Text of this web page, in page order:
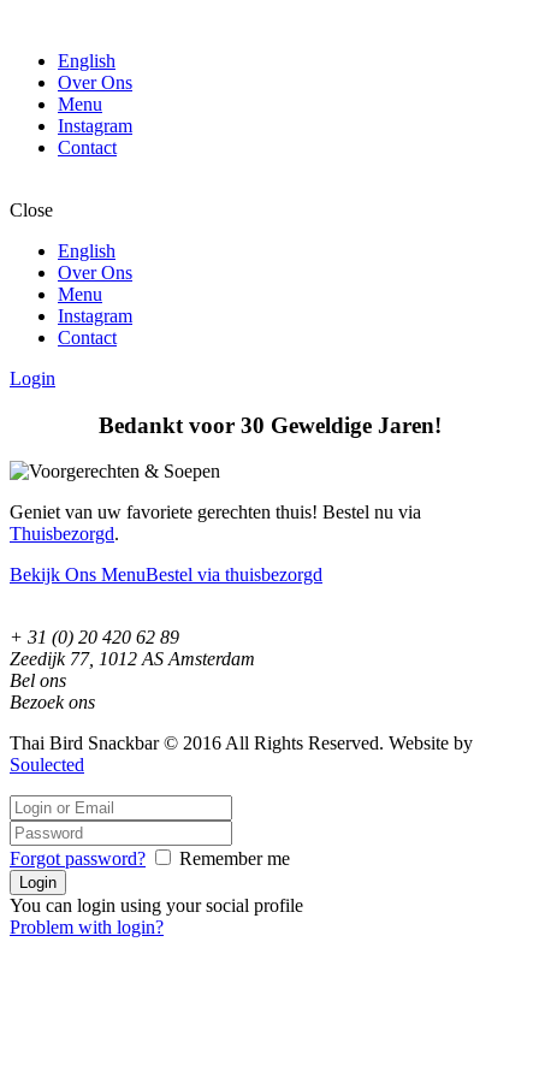
English
Over Ons
Menu
Instagram
Contact
Close
English
Over Ons
Menu
Instagram
Contact
Login
Bedankt voor 30 Geweldige Jaren!
Geniet van uw favoriete gerechten thuis! Bestel nu via
Thuisbezorgd.
Bekijk Ons MenuBestel via thuisbezorgd
+ 31 (0) 20 420 62 89
Zeedijk 77, 1012 AS Amsterdam
Bel ons
Bezoek ons
Thai Bird Snackbar © 2016 All Rights Reserved. Website by
Soulected
Forgot password? Remember me
You can login using your social profile
Problem with login?